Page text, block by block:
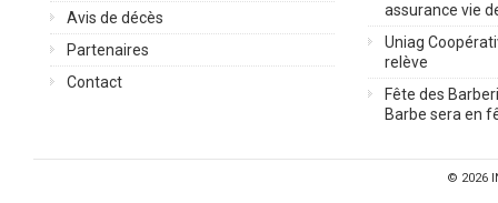
Avis de décès
Partenaires
Contact
assurance vie
Uniag
relève
Fête des
Barbe sera en
© 2026